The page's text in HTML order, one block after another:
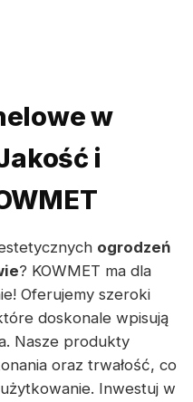
w
i
ogrodzeń
? KOWMET ma dla
Oferujemy szeroki
doskonale wpisują
Nasze produkty
oraz trwałość, co
Inwestuj w